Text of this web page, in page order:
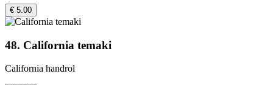
€ 5.00
48. California temaki
California handrol